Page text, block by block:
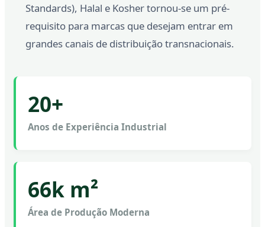
Standards), Halal e Kosher tornou-se um pré-
requisito para marcas que desejam entrar em
grandes canais de distribuição transnacionais.
20+
Anos de Experiência Industrial
66k m²
Área de Produção Moderna